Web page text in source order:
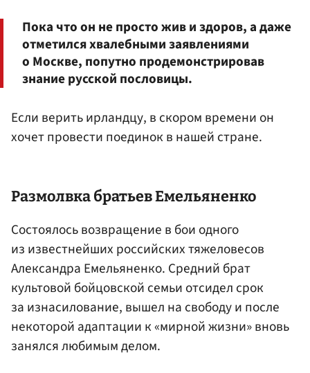
Пока что он не просто жив и здоров, а даже
отметился хвалебными заявлениями
о Москве, попутно продемонстрировав
знание русской пословицы.
Если верить ирландцу, в скором времени он
хочет провести поединок в нашей стране.
Размолвка братьевЕмельяненко
Состоялось возвращение в бои одного
из известнейших российских тяжеловесов
Александра Емельяненко. Средний брат
культовой бойцовской семьи отсидел срок
за изнасилование, вышел на свободу и после
некоторой адаптации к «мирной жизни» вновь
занялся любимым делом.